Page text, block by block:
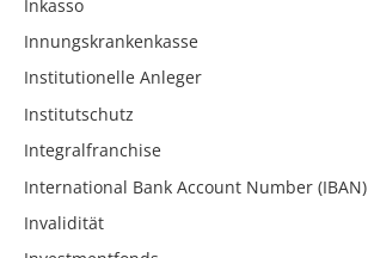
Inkasso
Innungskrankenkasse
Institutionelle Anleger
Institutschutz
Integralfranchise
International Bank Account Number (IBAN)
Invalidität